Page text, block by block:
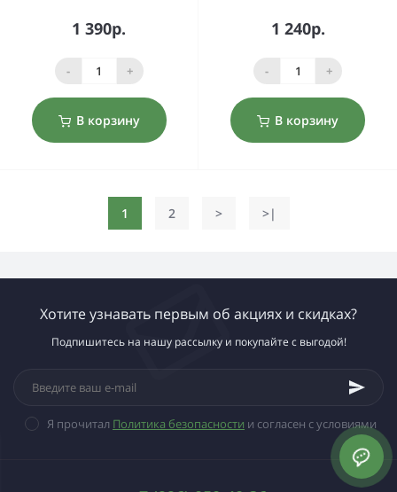
1 390р.
- +
В корзину
1 240р.
- +
В корзину
1 2 > >|
Хотите узнавать первым об акциях и скидках?
Подпишитесь на нашу рассылку и покупайте с выгодой!
Я прочитал Политика безопасности и согласен с условиями